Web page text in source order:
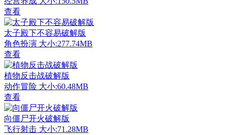
查看
太子殿下不容易破解版
角色扮演 大小:277.74MB
查看
植物反击战破解版
动作冒险 大小:60.48MB
查看
向僵尸开火破解版
飞行射击 大小:71.28MB